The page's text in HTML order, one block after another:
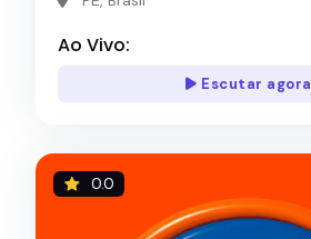
Ao Vivo:
Escutar agora
0.0